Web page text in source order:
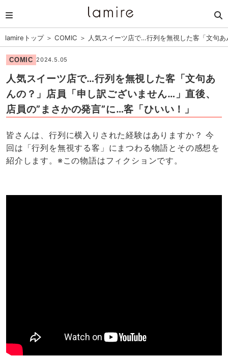
lamireトップ＞ COMIC ＞ 人気スイーツ店で…行列を無視した客「文句
COMIC 2024.5.05
人気スイーツ店で…行列を無視した客「文句あ
んの？」店員「申し訳ございません…」直後、
店員の”まさかの発言”に…客「ひいい！」
皆さんは、行列に横入りされた経験はありますか？ 今
回は「行列を無視する客」にまつわる物語とその感想を
紹介します。※この物語はフィクションです。